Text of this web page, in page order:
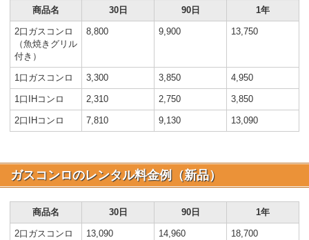
商品名 30日 90日 1年
2口ガスコンロ
（魚焼きグリル
付き）
8,800 9,900 13,750
1口ガスコンロ 3,300 3,850 4,950
1口IHコンロ 2,310 2,750 3,850
2口IHコンロ 7,810 9,130 13,090
ガスコンロのレンタル料金例（新品）
商品名 30日 90日 1年
2口ガスコンロ
13,090 14,960 18,700